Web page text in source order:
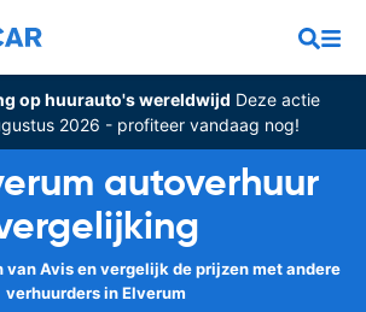
op huurauto's wereldwijd Deze actie
2026 - profiteer vandaag nog!
autoverhuur
van Avis en vergelijk de prijzen met andere
verhuurders in Elverum